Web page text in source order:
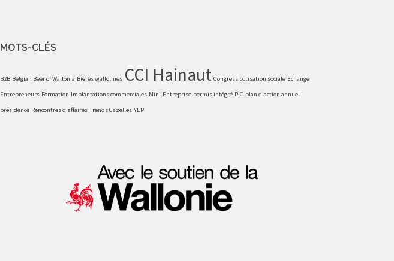
MOTS-CLÉS
B2B Belgian Beer of Wallonia Bières wallonnes CCI Hainaut Congress cotisation sociale Echange
Entrepreneurs Formation Implantations commerciales Mini-Entreprise permis intégré PIC plan d'action annuel
présidence Rencontres d'affaires Trends Gazelles YEP